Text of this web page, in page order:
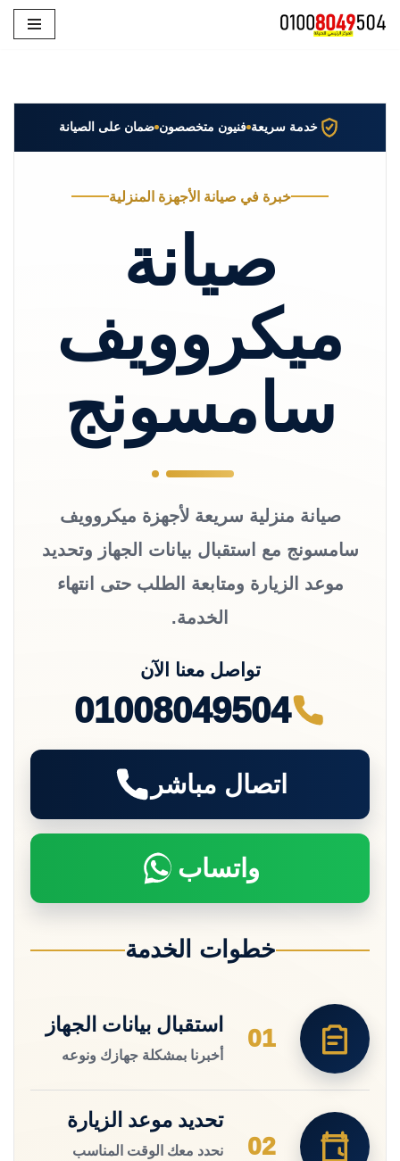
خدمة سريعة فنيون متخصصون ضمان على الصيانة
خبرة في صيانة الأجهزة المنزلية
صيانة
ميكروويف
سامسونج
صيانة منزلية سريعة لأجهزة ميكروويف
سامسونج مع استقبال بيانات الجهاز وتحديد
موعد الزيارة ومتابعة الطلب حتى انتهاء
الخدمة.
تواصل معنا الآن
01008049504
اتصال مباشر
واتساب
خطوات الخدمة
01
استقبال بيانات الجهاز
أخبرنا بمشكلة جهازك ونوعه
02
تحديد موعد الزيارة
نحدد معك الوقت المناسب